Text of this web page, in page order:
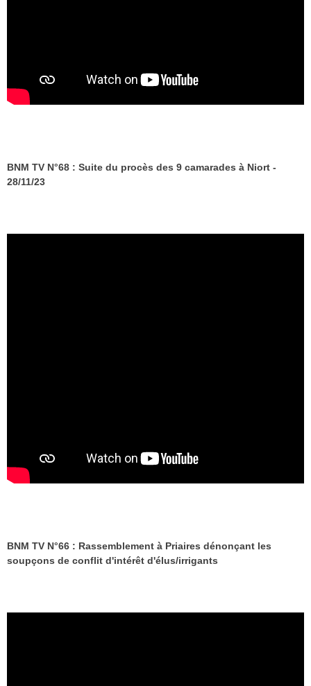
BNM TV N°68 : Suite du procès des 9 camarades à Niort -
28/11/23
BNM TV N°66 : Rassemblement à Priaires dénonçant les
soupçons de conflit d'intérêt d'élus/irrigants